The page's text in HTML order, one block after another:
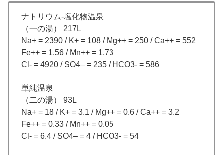
ナトリウム-塩化物温泉
（一の湯） 217L
Na+ = 2390 / K+ = 108 / Mg++ = 250 / Ca++ = 552
Fe++ = 1.56 / Mn++ = 1.73
Cl- = 4920 / SO4– = 235 / HCO3- = 586
単純温泉
（二の湯） 93L
Na+ = 18 / K+ = 3.1 / Mg++ = 0.6 / Ca++ = 3.2
Fe++ = 0.33 / Mn++ = 0.05
Cl- = 6.4 / SO4– = 4 / HCO3- = 54